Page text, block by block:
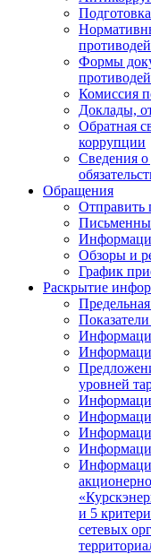
Формы
Комиссия
Доклады,
Обратная
коррупции
Сведения о
Обращения
Отправить
Обзоры и
График
Раскрытие
уровней
и 5
сетевых